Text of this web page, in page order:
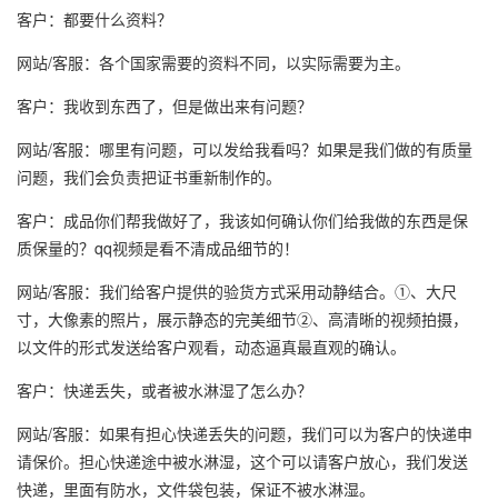
客户：都要什么资料？
网站/客服：各个国家需要的资料不同，以实际需要为主。
客户：我收到东西了，但是做出来有问题？
网站/客服：哪里有问题，可以发给我看吗？如果是我们做的有质量
问题，我们会负责把证书重新制作的。
客户：成品你们帮我做好了，我该如何确认你们给我做的东西是保
质保量的？qq视频是看不清成品细节的！
网站/客服：我们给客户提供的验货方式采用动静结合。①、大尺
寸，大像素的照片，展示静态的完美细节②、高清晰的视频拍摄，
以文件的形式发送给客户观看，动态逼真最直观的确认。
客户：快递丢失，或者被水淋湿了怎么办？
网站/客服：如果有担心快递丢失的问题，我们可以为客户的快递申
请保价。担心快递途中被水淋湿，这个可以请客户放心，我们发送
快递，里面有防水，文件袋包装，保证不被水淋湿。